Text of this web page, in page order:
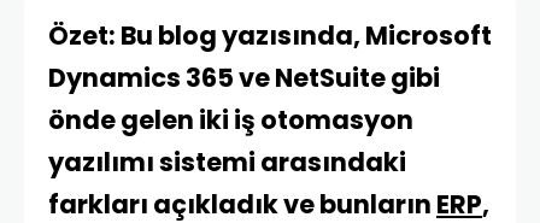
Özet: Bu blog yazısında, Microsoft
Dynamics 365 ve NetSuite gibi
önde gelen iki iş otomasyon
yazılımı sistemi arasındaki
farkları açıkladık ve bunların ERP,